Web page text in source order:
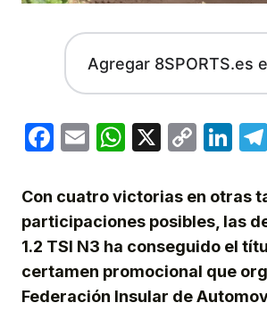
Agregar 8SPORTS.es
Facebook
EmailWhatsApp
X
Copy
Con cuatro victorias en otras
participaciones posibles, las
1.2 TSI N3 ha conseguido el
certamen promocional que
Federación Insular de